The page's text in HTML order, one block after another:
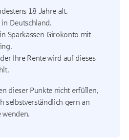
18 Jahre alt.
Deutschland.
Sparkassen-Girokonto mit
Ihre Rente wird auf dieses
dieser Punkte nicht erfüllen,
selbstverständlich gern an
wenden.